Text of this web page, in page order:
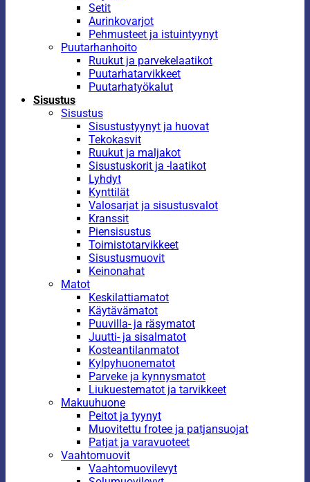
Setit
Aurinkovarjot
Pehmusteet ja istuintyynyt
Puutarhanhoito
Ruukut ja parvekelaatikot
Puutarhatarvikkeet
Puutarhatyökalut
Sisustus
Sisustus
Sisustustyynyt ja huovat
Tekokasvit
Ruukut ja maljakot
Sisustuskorit ja -laatikot
Lyhdyt
Kynttilät
Valosarjat ja sisustusvalot
Kranssit
Piensisustus
Toimistotarvikkeet
Sisustusmuovit
Keinonahat
Matot
Keskilattiamatot
Käytävämatot
Puuvilla- ja räsymatot
Juutti- ja sisalmatot
Kosteantilanmatot
Kylpyhuonematot
Parveke ja kynnysmatot
Liukuestematot ja tarvikkeet
Makuuhuone
Peitot ja tyynyt
Muovitettu frotee ja patjansuojat
Patjat ja varavuoteet
Vaahtomuovit
Vaahtomuovilevyt